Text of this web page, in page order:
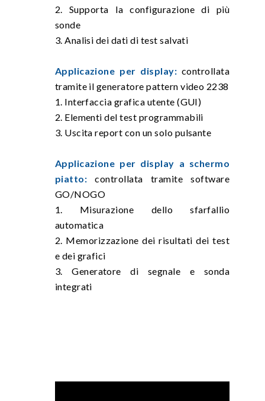
2. Supporta la configurazione di più
sonde
3. Analisi dei dati di test salvati
Applicazione per display: controllata
tramite il generatore pattern video 2238
1. Interfaccia grafica utente (GUI)
2. Elementi del test programmabili
3. Uscita report con un solo pulsante
Applicazione per display a schermo
piatto: controllata tramite software
GO/NOGO
1. Misurazione dello sfarfallio
automatica
2. Memorizzazione dei risultati dei test
e dei grafici
3. Generatore di segnale e sonda
integrati